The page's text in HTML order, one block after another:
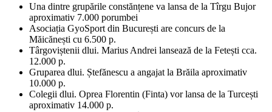
Una dintre grupările constănțene va lansa de la Tîrgu Bujor
aproximativ 7.000 porumbei
Asociația GyoSport din București are concurs de la
Măicănești cu 6.500 p.
Târgoviștenii dlui. Marius Andrei lansează de la Fetești cca.
12.000 p.
Gruparea dlui. Ștefănescu a angajat la Brăila aproximativ
10.000 p.
Colegii dlui. Oprea Florentin (Finta) vor lansa de la Turcești
aproximativ 14.000 p.